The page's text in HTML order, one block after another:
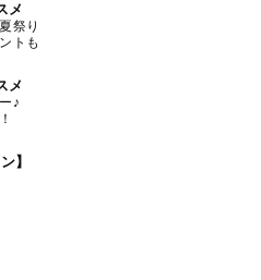
メ
祭り
トも
メ
♪
】